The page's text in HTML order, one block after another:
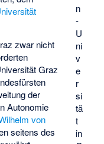
n
-
U
ni
v
e
r
si
tä
t
in
zwar nicht
Graz
der
Autonomie
von
seitens des